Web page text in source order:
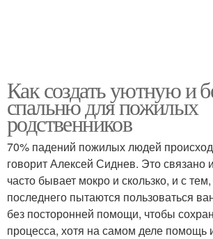
Как создать уютную и
спальню для пожилых
родственников
70% падений пожилых людей
говорит Алексей Сиднев. Это связано
часто бывает мокро и скользко, и с
последнего пытаются пользоваться
без посторонней помощи, чтобы
процесса, хотя на самом деле помощь